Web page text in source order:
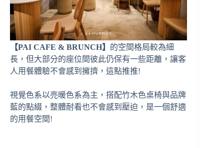
【PAI CAFE & BRUNCH】
的空間格局較為細
長，但大部分的座位間彼此仍保有一些距離，讓客
人用餐體驗不會感到擁擠，這點推推!
視覺色系以亮暖色系為主，搭配竹木色桌椅與品牌
藍的點綴，整體耐看也不會感到壓迫，是一個舒適
的用餐空間!